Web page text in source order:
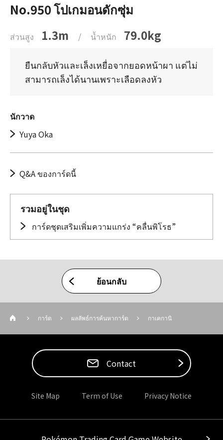
No.950 โปเกมอนดักซุ่ม
ส่วนสูง 1.3m / น้ำหนัก 79.0kg
ยืนกลับหัวและเล็งเหยื่อจากยอดหน้าผา แต่ไม่
สามารถเล็งได้นานเพราะเลือดลงหัว
นักวาด
Yuya Oka
Q&A ของการ์ดนี้
รวมอยู่ในชุด
การ์ดชุดเสริมเพิ่มความแกร่ง “คลื่นพิโรธ”
ย้อนกลับ
การ์ด ผลลัพธ์การค้นหาการ์ด กาเคกานิ
Contact
Site Map Term of Use Privacy Notice